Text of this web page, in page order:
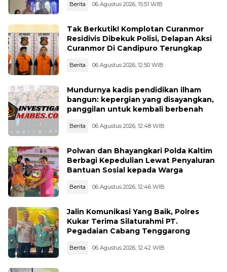
Berita 06 Agustus 2026, 15:51 WIB
Tak Berkutik! Komplotan Curanmor
Residivis Dibekuk Polisi, Delapan Aksi
Curanmor Di Candipuro Terungkap
Berita 06 Agustus 2026, 12:50 WIB
Mundurnya kadis pendidikan ilham
bangun: kepergian yang disayangkan,
panggilan untuk kembali berbenah
Berita 06 Agustus 2026, 12:48 WIB
Polwan dan Bhayangkari Polda Kaltim
Berbagi Kepedulian Lewat Penyaluran
Bantuan Sosial kepada Warga
Berita 06 Agustus 2026, 12:46 WIB
Jalin Komunikasi Yang Baik, Polres
Kukar Terima Silaturahmi PT.
Pegadaian Cabang Tenggarong
Berita 06 Agustus 2026, 12:42 WIB